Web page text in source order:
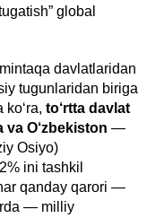
global
davlatlaridan
tugunlaridan biriga
to‘rtta davlat
O‘zbekiston —
Osiyo)
ini tashkil
qanday qarori —
— milliy